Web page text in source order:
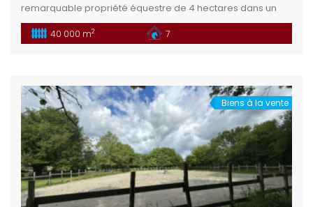
remarquable propriété équestre de 4 hectares dans un
cadre idéal pour les passionnés d’équitation et de nature.
Un bien rare, alliant fonctionnalité, charme et fort potentiel
trouve à proximité du […]
40 000 m2 7
Biens à la vente